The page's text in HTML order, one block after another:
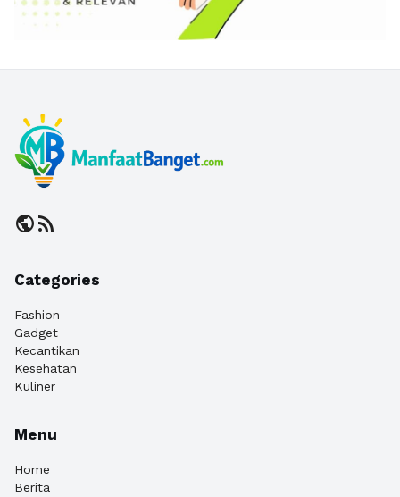
publicrss_feed
Categories
Fashion
Gadget
Kecantikan
Kesehatan
Kuliner
Menu
Home
Berita